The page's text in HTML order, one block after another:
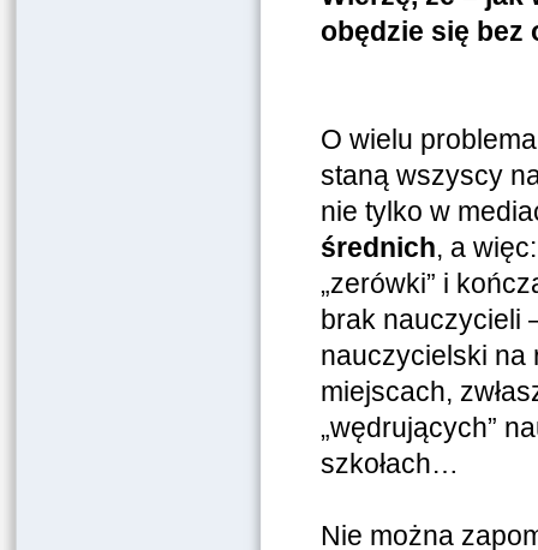
obędzie się
O wielu
staną wszyscy
nie tylko w
średnich, a
„zerówki” i
brak nauczycieli
nauczycielski na
miejscach,
„wędrujących”
szkołach…
Nie można